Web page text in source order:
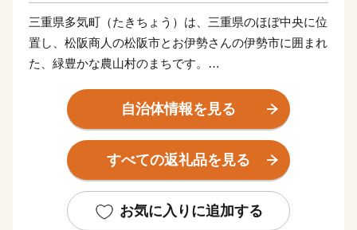
三重県多気町（たきちょう）は、三重県のほぼ中央に位
置し、松阪商人の松阪市とお伊勢さんの伊勢市に囲まれ
た、緑豊かな農山村のまちです。
命の意味があることから、多くの命を育む場所、命を支
えるのは食であることから、たくさんの食べ物が採れる
場所という意味があります。
世界のブランド松阪牛の全体の20％を肥育する一大産地
で、春にはほのかなお茶のいい香りに包まれます。
自治体情報を見る
すべての返礼品を見る
お気に入りに追加する